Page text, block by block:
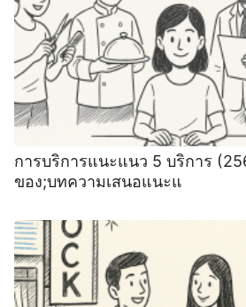
การบริการแนะแนว 5 บริการ
ของ;บทความเสนอแนะแ